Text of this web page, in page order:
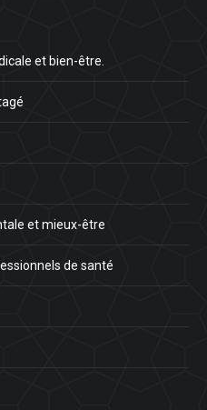
et bien-être.
et mieux-être
de santé